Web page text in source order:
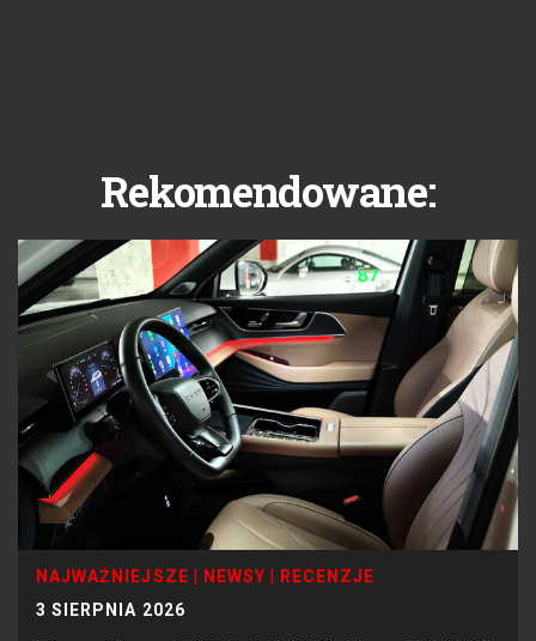
Rekomendowane:
NAJWAŻNIEJSZE NEWSY
RECENZJE
3 SIERPNIA 2026